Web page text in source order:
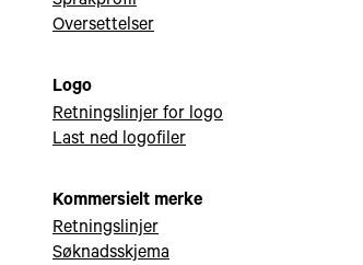
Oversettelser
Logo
Retningslinjer for logo
Last ned logofiler
Kommersielt merke
Retningslinjer
Søknadsskjema